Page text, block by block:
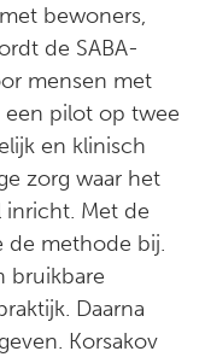
bewoners,
de SABA-
mensen met
een pilot op twee
en klinisch
zorg waar het
Met de
de methode bij.
bruikbare
Daarna
Korsakov